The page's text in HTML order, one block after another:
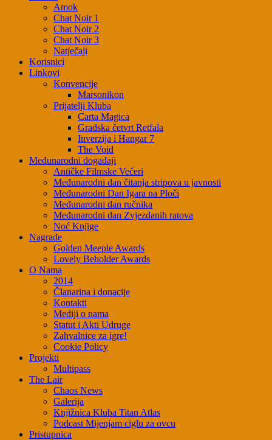
Amok
Chat Noir 1
Chat Noir 2
Chat Noir 3
Natječaji
Korisnici
Linkovi
Konvencije
Marsonikon
Prijatelji Kluba
Carta Magica
Gradska četvrt Retfala
Inverzija i Hangar 7
The Void
Međunarodni događaji
Antičke Filmske Večeri
Međunarodni dan čitanja stripova u javnosti
Međunarodni Dan Igara na Ploči
Međunarodni dan ručnika
Međunarodni dan Zvjezdanih ratova
Noć Knjige
Nagrade
Golden Meeple Awards
Lovely Beholder Awards
O Nama
2014
Članarina i donacije
Kontakti
Mediji o nama
Statut i Akti Udruge
Zahvalnice za igre!
Cookie Policy
Projekti
Multipass
The Lair
Chaos News
Galerija
Knjižnica Kluba Titan Atlas
Podcast Mijenjam ciglu za ovcu
Pristupnica